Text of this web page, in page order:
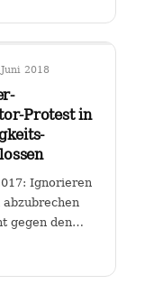
2018
Protest in
Ignorieren
gegen den